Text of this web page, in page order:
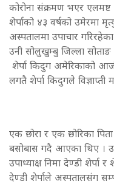
कोरोना संक्रमण भएर एलमष्ट
शेर्पाको ४३ वर्षको उमेरमा
अस्पतालमा उपाचार
उनी सोलुखुम्बु जिल्ला सोताङ
शेर्पा किदुग अमेरिकाको
लगतै शेर्पा किदुगले विज्ञाप्ती
एक छोरा र एक छोरिका
बसोबास गदै आएका थिए ।
उपाध्याक्ष निमा देण्डी शेर्पा
देण्डी शेर्पाले अस्पतालसंग